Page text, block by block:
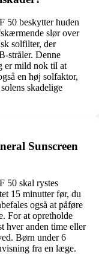
50 beskytter huden
slør over
solfilter, der
stråler. Denne
er mild nok til at
en høj solfaktor,
skadelige
Sunscreen
50 skal rystes
15 minutter før, du
også at påføre
For at opretholde
hver anden time eller
Børn under 6
fra en læge.